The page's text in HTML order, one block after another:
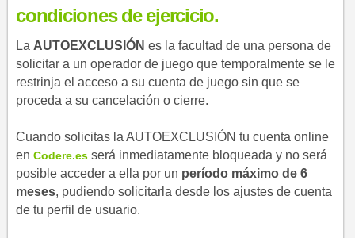
condiciones de ejercicio.
La AUTOEXCLUSIÓN es la facultad de una persona de
solicitar a un operador de juego que temporalmente se le
restrinja el acceso a su cuenta de juego sin que se
proceda a su cancelación o cierre.
Cuando solicitas la AUTOEXCLUSIÓN tu cuenta online
en C​odere.es será inmediatamente bloqueada y no será
posible acceder a ella por un período máximo de 6
meses, pudiendo solicitarla desde los ajustes de cuenta
de tu perfil de usuario.